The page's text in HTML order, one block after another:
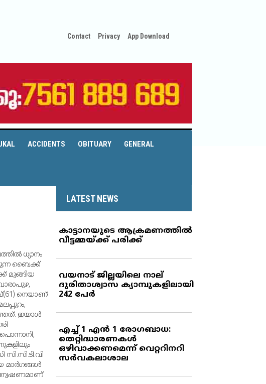
Contact Privacy App Download
ACCIDENTS OBITUARY GENERAL
ധ്യാനം
ബൈക്ക്
മുങ്ങിയ
നെയാണ്
ഇയാള്‍
മാര്‍ഗങ്ങള്‍
LATEST NEWS
കാട്ടാനയുടെ ആക്രമണത്തില്‍
വീട്ടമ്മയ്ക്ക് പരിക്ക്
വയനാട് ജില്ലയിലെ നാല്
ദുരിതാശ്വാസ ക്യാമ്പുകളിലായി
242 പേര്‍
എച്ച് 1 എന്‍ 1 രോഗബാധ:
തെറ്റിദ്ധാരണകള്‍
ഒഴിവാക്കണമെന്ന് വെറ്ററിനറി
സര്‍വകലാശാല